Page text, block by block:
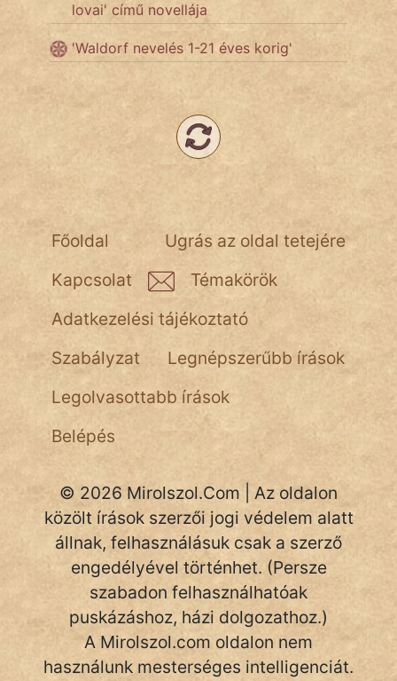
fantom
Hunor
Jób Gedeon
vörös ördög
NapHold
pszichopati
Hoffer Botond
szemfüles
lovai' című novellája
'Waldorf nevelés 1-21 éves korig'
Ugrás az oldal tetejére
Főoldal
Kapcsolat
Témakörök
Adatkezelési tájékoztató
Szabályzat
Legnépszerűbb írások
Legolvasottabb írások
Belépés
© 2026 Mirolszol.Com | Az oldalon
közölt írások szerzői jogi védelem alatt
állnak, felhasználásuk csak a szerző
engedélyével történhet. (Persze
szabadon felhasználhatóak
puskázáshoz, házi dolgozathoz.)
A Mirolszol.com oldalon nem
használunk mesterséges intelligenciát.